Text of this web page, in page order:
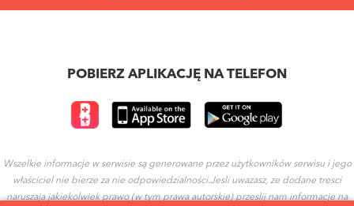
POBIERZ APLIKACJĘ NA TELEFON
Wszelkie informacje w serwisie są generowane przez użytkowników serwisu i jego
właściciel nie bierze za nie odpowiedzialności.Jesli uwazasz, ze dodane tresci
naruszaja jakiekolwiek prawo (w tym prawa autorskie) przeslij nam informacje na